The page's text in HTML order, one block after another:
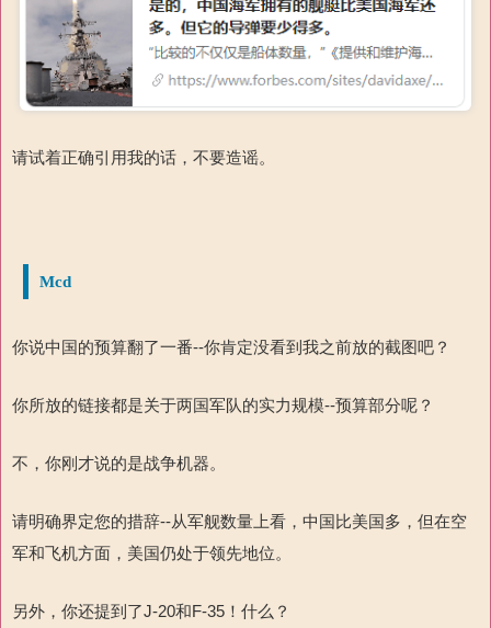
请试着正确引用我的话，不要造谣。
Mcd
你说中国的预算翻了一番--你肯定没看到我之前放的截图吧？
你所放的链接都是关于两国军队的实力规模--预算部分呢？
不，你刚才说的是战争机器。
请明确界定您的措辞--从军舰数量上看，中国比美国多，但在空
军和飞机方面，美国仍处于领先地位。
另外，你还提到了J-20和F-35 ！什么？